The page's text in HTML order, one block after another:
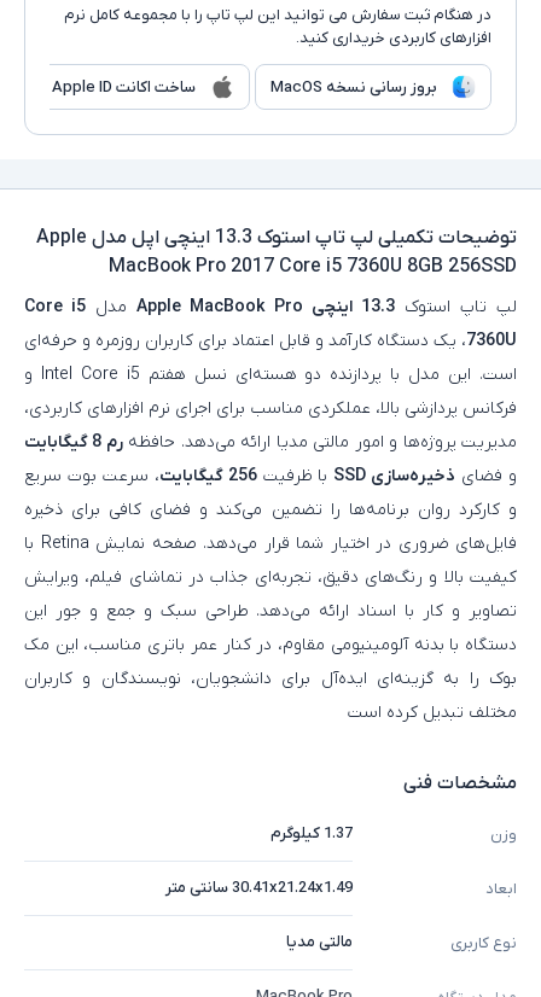
در هنگام ثبت سفارش می توانید این لپ تاپ را با مجموعه کامل نرم
افزارهای کاربردی خریداری کنید.
بروز رسانی نسخه MacOS ساخت اکانت Apple ID
توضیحات تکمیلی
لپ تاپ استوک 13.3 اینچی اپل مدل Apple
MacBook Pro 2017 Core i5 7360U 8GB 256SSD
لپ‌ تاپ استوک 13.3 اینچی Apple MacBook Pro مدلCore i5
7360U، یک دستگاه کارآمد و قابل‌ اعتماد برای کاربران روزمره و حرفه‌ای
است. این مدل با پردازنده دو هسته‌ای نسل هفتم Intel Core i5 و
فرکانس پردازشی بالا، عملکردی مناسب برای اجرای نرم‌ افزارهای کاربردی،
مدیریت پروژه‌ها و امور مالتی‌ مدیا ارائه می‌دهد. حافظهرم 8 گیگابایت
و فضای ذخیره‌سازی SSD با ظرفیت256 گیگابایت
، سرعت بوت سریع
و کارکرد روان برنامه‌ها را تضمین می‌کند و فضای کافی برای ذخیره
فایل‌های ضروری در اختیار شما قرار می‌دهد. صفحه‌ نمایش Retina با
کیفیت بالا و رنگ‌های دقیق، تجربه‌ای جذاب در تماشای فیلم، ویرایش
تصاویر و کار با اسناد ارائه می‌دهد. طراحی سبک و جمع‌ و جور این
دستگاه با بدنه آلومینیومی مقاوم، در کنار عمر باتری مناسب، این مک‌
بوک را به گزینه‌ای ایده‌آل برای دانشجویان، نویسندگان و کاربران
مختلف تبدیل کرده است
مشخصات فنی
وزن 1.37 کیلوگرم
ابعاد 30.41x21.24x1.49 سانتی متر
نوع کاربری مالتی مدیا